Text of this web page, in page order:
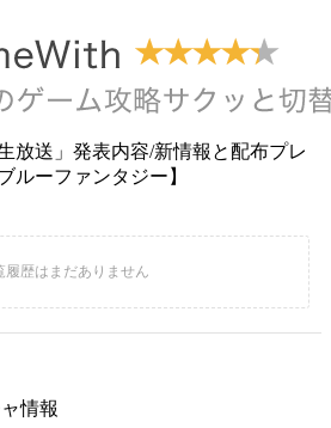
放送」発表内容/新情報と配布プレ
ルーファンタジー】
情報